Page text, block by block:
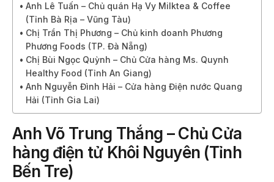
Anh Lê Tuấn – Chủ quán Hạ Vy Milktea & Coffee
(Tỉnh Bà Rịa – Vũng Tàu)
Chị Trần Thị Phương – Chủ kinh doanh Phương
Phương Foods (TP. Đà Nẵng)
Chị Bùi Ngọc Quỳnh – Chủ Cửa hàng Ms. Quynh
Healthy Food (Tỉnh An Giang)
Anh Nguyễn Đình Hải – Cửa hàng Điện nước Quang
Hải (Tỉnh Gia Lai)
Anh Võ Trung Thắng – Chủ Cửa
hàng điện tử Khôi Nguyên (Tỉnh
Bến Tre)